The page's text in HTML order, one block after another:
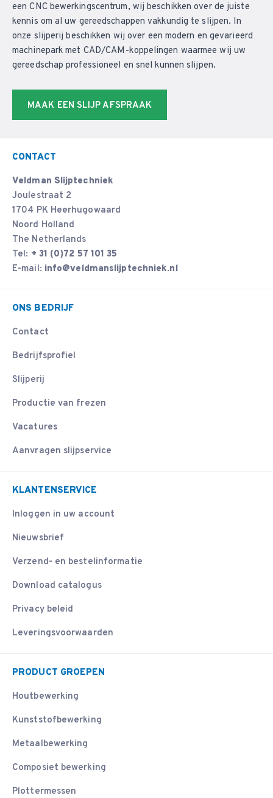
een CNC bewerkingscentrum, wij beschikken over de juiste
kennis om al uw gereedschappen vakkundig te slijpen. In
onze slijperij beschikken wij over een modern en gevarieerd
machinepark met CAD/CAM-koppelingen waarmee wij uw
gereedschap professioneel en snel kunnen slijpen.
MAAK EEN SLIJP AFSPRAAK
CONTACT
Veldman Slijptechniek
Joulestraat 2
1704 PK Heerhugowaard
Noord Holland
The Netherlands
Tel: + 31 (0)72 57 101 35
E-mail: info@veldmanslijptechniek.nl
ONS BEDRIJF
Contact
Bedrijfsprofiel
Slijperij
Productie van frezen
Vacatures
Aanvragen slijpservice
KLANTENSERVICE
Inloggen in uw account
Nieuwsbrief
Verzend- en bestelinformatie
Download catalogus
Privacy beleid
Leveringsvoorwaarden
PRODUCT GROEPEN
Houtbewerking
Kunststofbewerking
Metaalbewerking
Composiet bewerking
Plottermessen